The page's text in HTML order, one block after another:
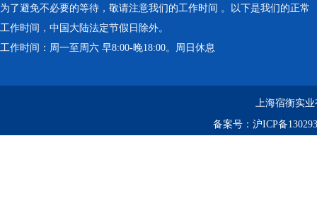
为了避免不必要的等待，敬请注意我们的工作时间 。以下是我们的正常
工作时间，中国大陆法定节假日除外。
工作时间：周一至周六 早8:00-晚18:00。周日休息
上海宿衡实
备案号： 沪ICP备